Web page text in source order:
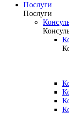
Послуги
Послуги